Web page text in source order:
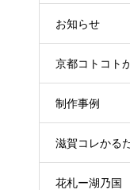
お知らせ
京都コトコト
制作事例
滋賀コレかる
花札ー湖乃国